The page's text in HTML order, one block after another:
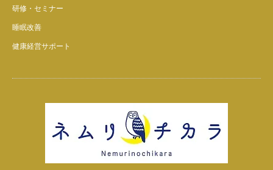
研修・セミナー
睡眠改善
健康経営サポート